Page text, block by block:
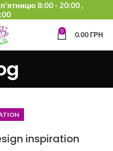
8:00 - 20:00 ,
0 0.00ГРН
inspiration